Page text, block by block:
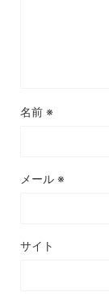
名前 ※
メール ※
サイト